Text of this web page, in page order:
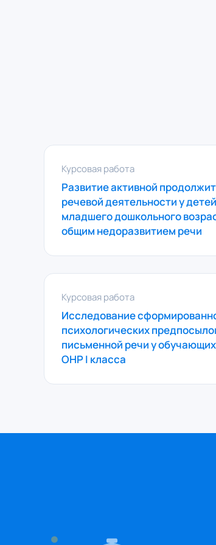
Курсовая работа
Развитие активной
речевой деятельности у детей
младшего дошкольного
общим недоразвитием речи
Курсовая работа
Исследование
психологических
письменной речи у
ОНР I класса